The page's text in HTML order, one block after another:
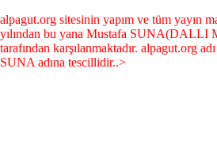
alpagut.org sitesinin yapım ve tüm yayın
yılından bu yana Mustafa SUNA(DALLI
tarafından karşılanmaktadır. alpagut.org
SUNA adına tescillidir..>